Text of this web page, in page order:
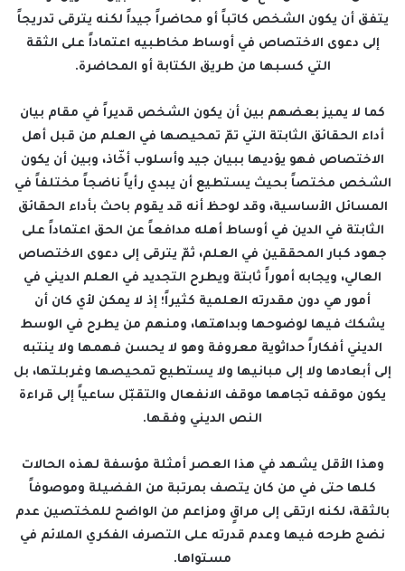
يتفق أن يكون الشخص كاتباً أو محاضراً جيداً لكنه يترقى تدريجاً
إلى دعوى الاختصاص في أوساط مخاطبيه اعتماداً على الثقة
التي كسبها من طريق الكتابة أو المحاضرة.
كما لا يميز بعضهم بين أن يكون الشخص قديراً في مقام بيان
أداء الحقائق الثابتة التي تمّ تمحيصها في العلم من قبل أهل
الاختصاص فهو يؤديها ببيان جيد وأسلوب أخّاذ، وبين أن يكون
الشخص مختصاً بحيث يستطيع أن يبدي رأياً ناضجاً مختلفاً في
المسائل الأساسية، وقد لوحظ أنه قد يقوم باحث بأداء الحقائق
الثابتة في الدين في أوساط أهله مدافعاً عن الحق اعتماداً على
جهود كبار المحققين في العلم، ثمّ يترقى إلى دعوى الاختصاص
العالي، ويجابه أموراً ثابتة ويطرح التجديد في العلم الديني في
أمور هي دون مقدرته العلمية كثيراً؛ إذ لا يمكن لأي كان أن
يشكك فيها لوضوحها وبداهتها، ومنهم من يطرح في الوسط
الديني أفكاراً حداثوية معروفة وهو لا يحسن فهمها ولا ينتبه
إلى أبعادها ولا إلى مبانيها ولا يستطيع تمحيصها وغربلتها، بل
يكون موقفه تجاهها موقف الانفعال والتقبّل ساعياً إلى قراءة
النص الديني وفقها.
وهذا الأقل يشهد في هذا العصر أمثلة مؤسفة لهذه الحالات
كلها حتى في من كان يتصف بمرتبة من الفضيلة وموصوفاً
بالثقة، لكنه ارتقى إلى مراقٍ ومزاعم من الواضح للمختصين عدم
نضج طرحه فيها وعدم قدرته على التصرف الفكري الملائم في
مستواها.